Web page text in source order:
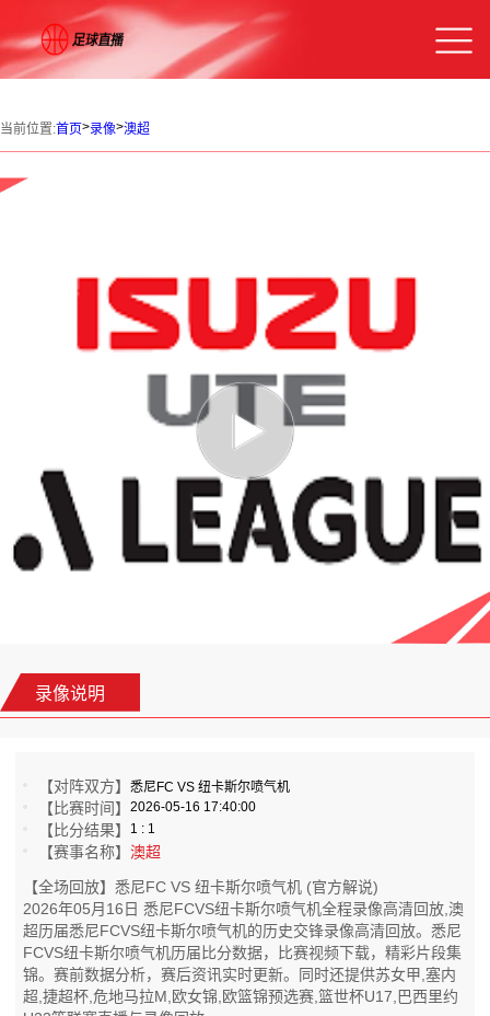
当前位置:首页>录像>澳超
录像说明
【对阵双方】悉尼FC VS 纽卡斯尔喷气机
【比赛时间】2026-05-16 17:40:00
【比分结果】 1 : 1
【赛事名称】澳超
【全场回放】悉尼FC VS 纽卡斯尔喷气机 (官方解说)
2026年05月16日 悉尼FCVS纽卡斯尔喷气机全程录像高清回放,澳
超历届悉尼FCVS纽卡斯尔喷气机的历史交锋录像高清回放。悉尼
FCVS纽卡斯尔喷气机历届比分数据，比赛视频下载，精彩片段集
锦。赛前数据分析，赛后资讯实时更新。同时还提供苏女甲,塞内
超,捷超杯,危地马拉M,欧女锦,欧篮锦预选赛,篮世杯U17,巴西里约